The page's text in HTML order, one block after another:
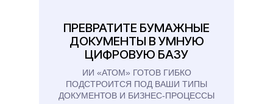
ПРЕВРАТИТЕ БУМАЖНЫЕ
ДОКУМЕНТЫ В УМНУЮ
ЦИФРОВУЮ БАЗУ
ИИ «АТОМ» ГОТОВ ГИБКО
ПОДСТРОИТСЯ ПОД ВАШИ ТИПЫ
ДОКУМЕНТОВ И БИЗНЕС-ПРОЦЕССЫ